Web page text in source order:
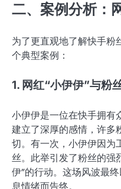
二、案例分析：
为了更直观地了解快手粉
个典型案例：
1. 网红“小伊伊”与粉
小伊伊是一位在快手拥有
建立了深厚的感情，许多
切。有一次，小伊伊因为
丝。此举引发了粉丝的强
伊”的行动。这场风波最
息情绪而告终。